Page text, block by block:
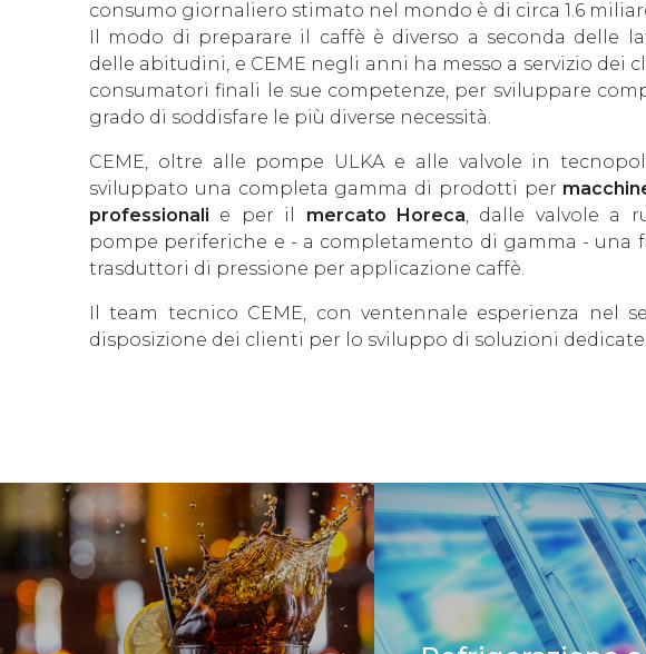
consumo giornaliero stimato nel mondo è di circa 1.6
Il modo di preparare il caffè è diverso a seconda delle
delle abitudini, e CEME negli anni ha messo a servizio dei
consumatori finali le sue competenze, per sviluppare
grado di soddisfare le più diverse necessità.
CEME, oltre alle pompe ULKA e alle valvole in
sviluppato una completa gamma di prodotti per
professionali e per il mercato Horeca, dalle valvole a
pompe periferiche e - a completamento di gamma - una
trasduttori di pressione per applicazione caffè.
Il team tecnico CEME, con ventennale esperienza nel
disposizione dei clienti per lo sviluppo di soluzioni dedicate.